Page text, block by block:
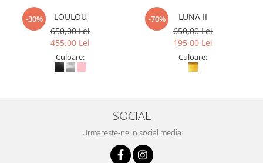
-30%
LOULOU
650,00 Lei
455,00 Lei
Culoare:
-70%
LUNA II
650,00 Lei
195,00 Lei
Culoare:
SOCIAL
Urmareste-ne in social media